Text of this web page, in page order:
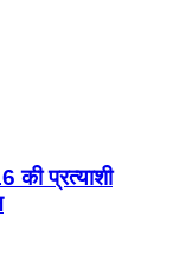
की प्रत्याशी